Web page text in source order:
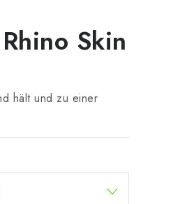
Skin
hält und zu einer